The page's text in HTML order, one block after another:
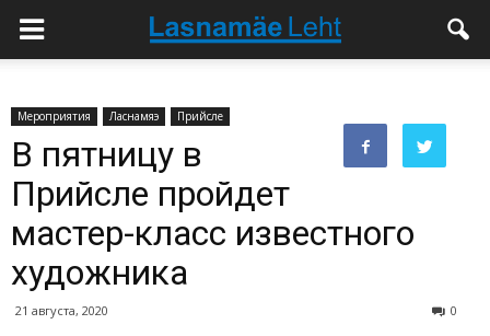
Мероприятия Ласнамяэ Прийсле
В пятницу в
Прийсле пройдет
мастер-класс известного
художника
21 августа, 2020 0